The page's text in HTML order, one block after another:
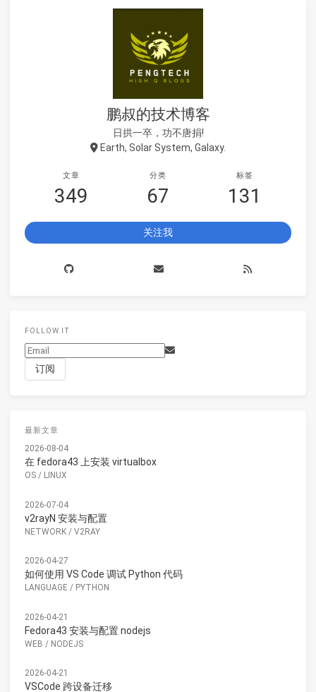
鹏叔的技术博客
日拱一卒，功不唐捐!
Earth, Solar System, Galaxy.
文章
349
分类
67
标签
131
关注我
FOLLOW.IT
最新文章
2026-08-04
在 fedora43 上安装 virtualbox
OS / LINUX
2026-07-04
v2rayN 安装与配置
NETWORK / V2RAY
2026-04-27
如何使用 VS Code 调试 Python 代码
LANGUAGE / PYTHON
2026-04-21
Fedora43 安装与配置 nodejs
WEB / NODEJS
2026-04-21
VSCode 跨设备迁移